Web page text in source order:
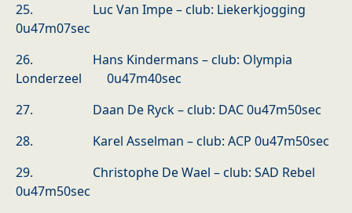
25. Luc Van Impe – club: Liekerkjogging
0u47m07sec
26. Hans Kindermans – club: Olympia
Londerzeel 0u47m40sec
27. Daan De Ryck – club: DAC 0u47m50sec
28. Karel Asselman – club: ACP 0u47m50sec
29. Christophe De Wael – club: SAD Rebel
0u47m50sec